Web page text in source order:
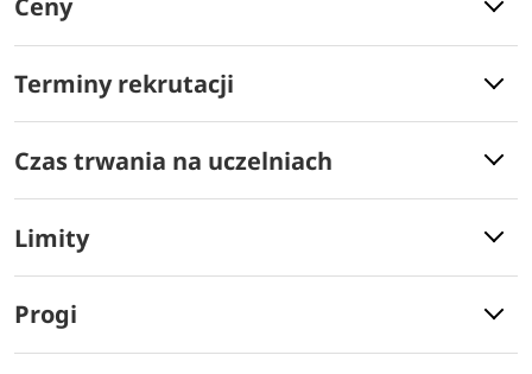
Ceny
Terminy rekrutacji
Czas trwania na uczelniach
Limity
Progi